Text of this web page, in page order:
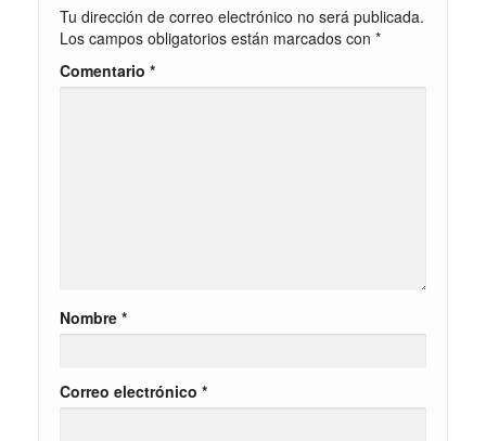
Tu dirección de correo electrónico no será publicada.
Los campos obligatorios están marcados con *
Comentario *
Nombre *
Correo electrónico *